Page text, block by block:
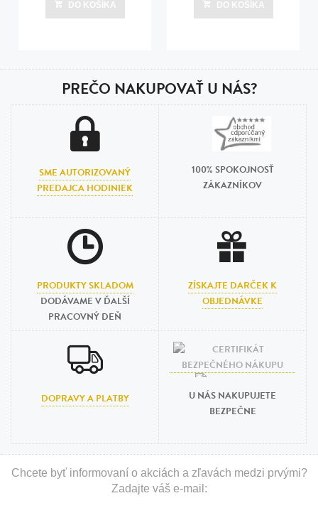
DO KOŠÍKA DO KOŠÍKA
PREČO NAKUPOVAŤ U NÁS?
SME AUTORIZOVANÝ
PREDAJCA HODINIEK
100% SPOKOJNOSŤ
ZÁKAZNÍKOV
PRODUKTY SKLADOM
DODÁVAME V ĎALŠÍ
PRACOVNÝ DEŇ
ZÍSKAJTE DARČEK K
OBJEDNÁVKE
DOPRAVY A PLATBY
U NÁS NAKUPUJETE
BEZPEČNE
Chcete byť informovaní o akciách a zľavách medzi prvými?
Zadajte váš e-mail: